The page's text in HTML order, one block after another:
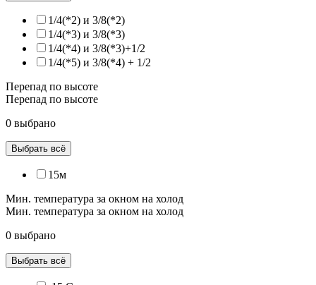
1/4(*2) и 3/8(*2)
1/4(*3) и 3/8(*3)
1/4(*4) и 3/8(*3)+1/2
1/4(*5) и 3/8(*4) + 1/2
Перепад по высоте
Перепад по высоте
0 выбрано
Выбрать всё
15м
Мин. температура за окном на холод
Мин. температура за окном на холод
0 выбрано
Выбрать всё